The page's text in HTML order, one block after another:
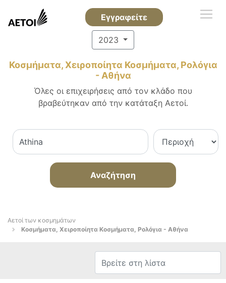
Εγγραφείτε
2023
Κοσμήματα, Χειροποίητα Κοσμήματα, Ρολόγια
- Αθήνα
Όλες οι επιχειρήσεις από τον κλάδο που
βραβεύτηκαν από την κατάταξη Αετοί.
Αναζήτηση
Αετοί των κοσμημάτων
Κοσμήματα, Χειροποίητα Κοσμήματα, Ρολόγια - Αθήνα